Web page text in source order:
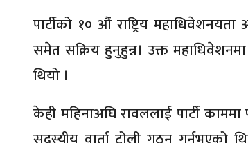
पार्टीको १० औं राष्ट्रिय
समेत सक्रिय हुनुहुन्न। उक्त
थियो ।
केही महिनाअघि रावललाई पार्टी